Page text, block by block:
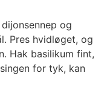
og
Pres hvidløget, og
Hak basilikum fint,
for tyk, kan